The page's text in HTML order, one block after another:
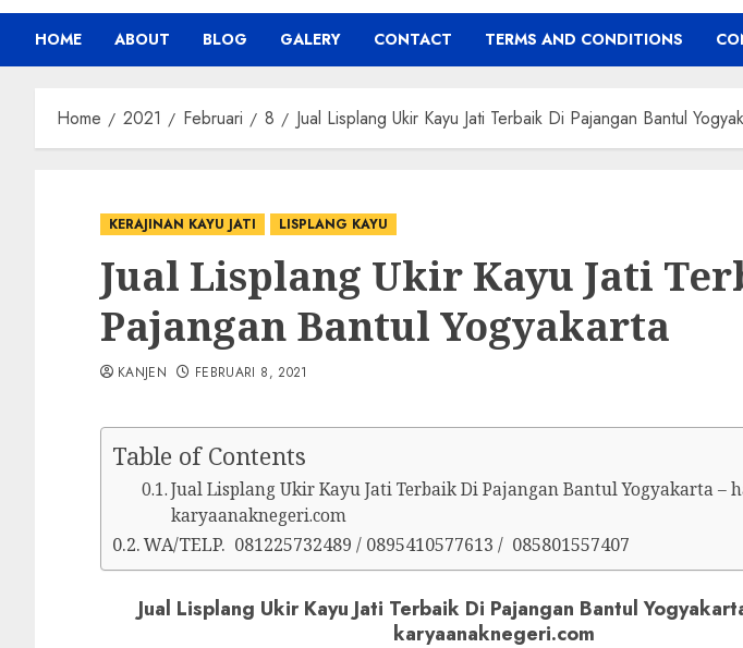
HOME ABOUT BLOG GALERY CONTACT TERMS AND CONDITIONS
Home 2021 Februari 8 Jual Lisplang Ukir Kayu Jati Terbaik Di Pajangan Bantul
KERAJINAN KAYU JATI LISPLANG KAYU
Jual Lisplang Ukir Kayu Jati
Pajangan Bantul Yogyakarta
KANJEN FEBRUARI 8, 2021
Table of Contents
Jual Lisplang Ukir Kayu Jati Terbaik Di Pajangan Bantul Yogyakarta –
karyaanaknegeri.com
WA/TELP. 081225732489 / 0895410577613 / 085801557407
Jual Lisplang Ukir Kayu Jati Terbaik Di Pajangan Bantul
karyaanaknegeri.com